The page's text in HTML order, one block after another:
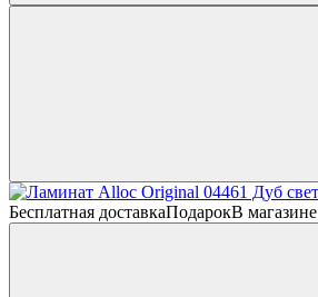
Бесплатная доставкаПодарокВ магазине